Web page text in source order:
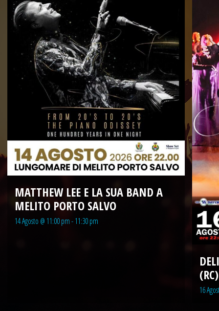
MATTHEW LEE E LA SUA BAND A
MELITO PORTO SALVO
14 Agosto @ 11:00 pm-11:30 pm
(RC)
16